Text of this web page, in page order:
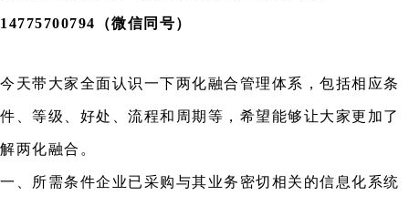
14775700794（微信同号）
今天带大家全面认识一下两化融合管理体系，包括相应条
件、等级、好处、流程和周期等，希望能够让大家更加了
解两化融合。
一、所需条件企业已采购与其业务密切相关的信息化系统